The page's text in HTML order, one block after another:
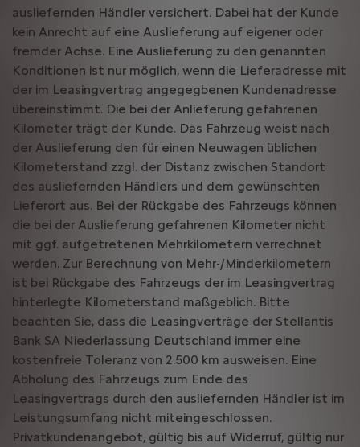
ausliefernden Händler versichert. Dabei hat der Kunde
kein Anrecht auf eine Auslieferung auf eigener oder
fremder Achse. Eine Auslieferung zu den genannten
Konditionen ist nur möglich, wenn die Lieferadresse mit
der im Leasingvertrag angegegbenen Kundenadresse
übereinstimmt. Die bei der Anlieferung gefahrenen
Kilometer trägt der Kunde. Das Fahrzeug weist nach
der Auslieferung den für einen Neuwagen üblichen
Kilometerstand zzgl. der Distanz zwischen Standort
des ausliefernden Händlers und dem gewünschten
Lieferort aus. Bei der Rückgabe des Fahrzeugs können
die bei der Auslieferung gefahrenen Kilometer nicht
mit ggf. aufgetretenen Mehrkilometern verrechnet
werden. Zur Berechnung von Mehr-/Minderkilometern
ist bei Rückgabe des Fahrzeugs der im Leasingvertrag
hinterlegte Kilometerstand maßgeblich. Bitte
beachten Sie, dass die Leasingverträge der Stellantis
Bank SA Niederlassung Deutschland immer eine
kostenfreie Toleranz von 2.500 km ausweisen. Eine
Abholung des Fahrzeugs zum Ende des
Leasingvertrags durch den ausliefernden Händler ist im
Leistungsumfang nicht miteingeschlossen.
Privatkundenangebot, gültig bis auf Widerruf, gültig nur